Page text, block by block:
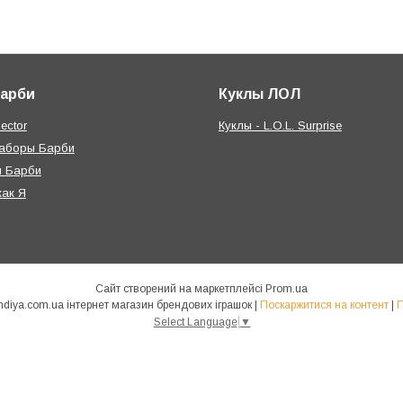
Барби
Барби
Я
Куклы ЛОЛ
Куклы - L.O.L. Surprise
Сайт створений на маркетплейсі Prom.ua
КУКЛЯНДІЯ - https://kuklandiya.com.ua інтернет магазин брендових іграшок | Поскаржитися на контент |
Select Language ▼